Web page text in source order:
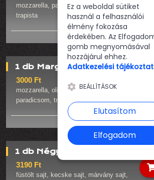
mozzarella, paradicsim szósz, paradicsom,
trapista
1 db Margaréta pizza
3000 Ft
mozzarella, oliva olaj, paradicsim szósz,
paradicsom, trapista
1 db Négysajtos pizza
3190 Ft
füstölt sajt, kecske sajt, márvány sajt,
Ez a weboldal sütiket
használ a felhasználói
élmény fokozása
érdekében. Az
gomb megnyomásával
hozzájárul ehhez.
Adatkezelési
BEÁLLÍTÁSOK
Elutasítom
Elfogadom